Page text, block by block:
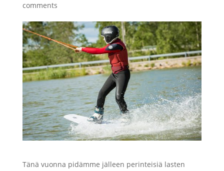
comments
Tänä vuonna pidämme jälleen perinteisiä lasten